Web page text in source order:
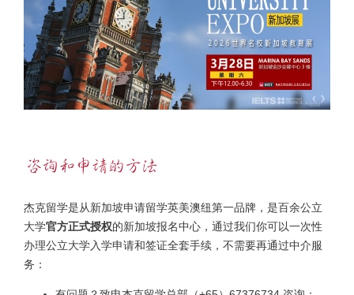
杰克留学是从新加坡申请留学英美澳纽第一品牌，是百余公立
大学官方正式授权的新加坡报名中心，通过我们你可以一次性
办理公立大学入学申请和签证全套手续，不需要再通过中介服
务：